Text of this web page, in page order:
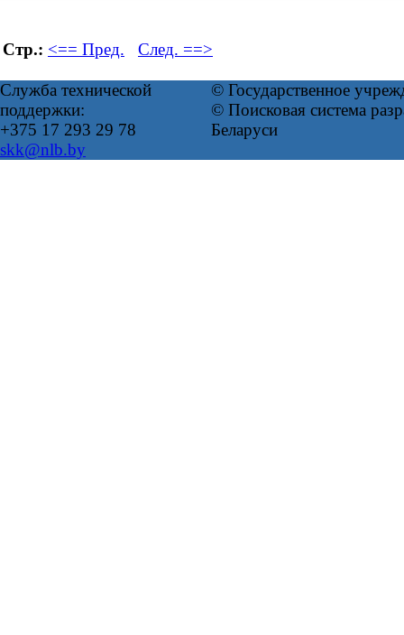
Стр.: <== Пред. След. ==>
Служба технической
поддержки:
+375 17 293 29 78
skk@nlb.by
© Государственное
© Поисковая система
Беларуси